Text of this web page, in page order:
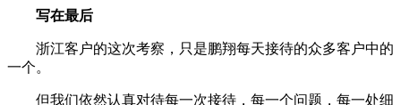
写在最后
浙江客户的这次考察，只是鹏翔每天接待的众多客户中的
一个。
但我们依然认真对待每一次接待，每一个问题，每一处细